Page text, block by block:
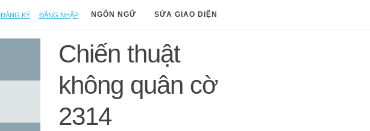
Đăng ký Đăng nhập NGÔN NGỮ SỬA GIAO DIỆN
Chiến thuật
không quân cờ
2314